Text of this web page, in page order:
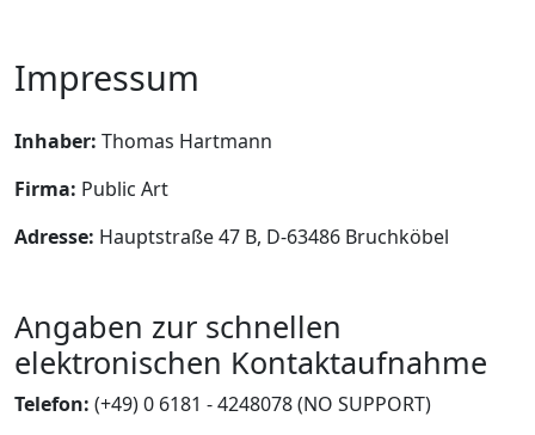
Impressum
Inhaber: Thomas Hartmann
Firma: Public Art
Adresse: Hauptstraße 47 B, D-63486 Bruchköbel
Angaben zur schnellen
elektronischen Kontaktaufnahme
Telefon: (+49) 0 6181 - 4248078 (NO SUPPORT)